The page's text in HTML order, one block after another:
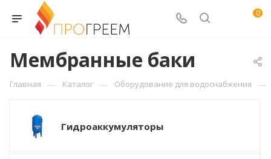
0
Мембранные баки
Главная — Каталог — Оборудование для водоснабжения —
Гидроаккумуляторы